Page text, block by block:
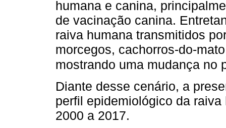
humana e canina,
de vacinação canina.
raiva humana transmitidos
morcegos, cachorros-do-
mostrando uma mudança no
Diante desse cenário, a
perfil epidemiológico da
2000 a 2017.